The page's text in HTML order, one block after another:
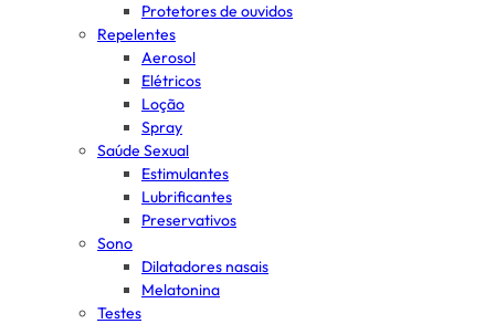
Protetores de ouvidos
Repelentes
Aerosol
Elétricos
Loção
Spray
Saúde Sexual
Estimulantes
Lubrificantes
Preservativos
Sono
Dilatadores nasais
Melatonina
Testes